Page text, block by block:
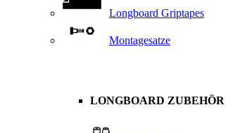
Longboard Griptapes
Montagesatze
LONGBOARD ZUBEHÖR